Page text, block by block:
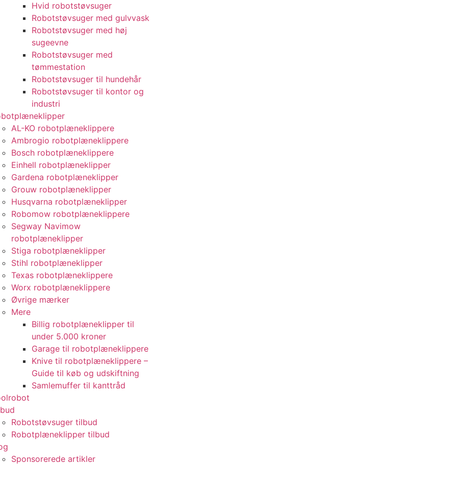
Hvid robotstøvsuger
Robotstøvsuger med gulvvask
Robotstøvsuger med høj
sugeevne
Robotstøvsuger med
tømmestation
Robotstøvsuger til hundehår
Robotstøvsuger til kontor og
industri
AL-KO robotplæneklippere
Ambrogio robotplæneklippere
Bosch robotplæneklippere
Einhell robotplæneklipper
Gardena robotplæneklipper
Grouw robotplæneklipper
Husqvarna robotplæneklipper
Robomow robotplæneklippere
Segway Navimow
robotplæneklipper
Stiga robotplæneklipper
Stihl robotplæneklipper
Texas robotplæneklippere
Worx robotplæneklippere
Øvrige mærker
Mere
Billig robotplæneklipper til
under 5.000 kroner
Garage til robotplæneklippere
Knive til robotplæneklippere –
Guide til køb og udskiftning
Samlemuffer til kanttråd
Robotstøvsuger tilbud
Robotplæneklipper tilbud
Sponsorerede artikler